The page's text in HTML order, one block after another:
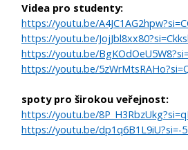
Videa pro studenty:
https://youtu.be/
https://youtu.be/
https://youtu.be/
https://youtu.be/
spoty pro širokou veřejnost:
https://youtu.be/
https://youtu.be/dp1q6B1L9iU?si=-